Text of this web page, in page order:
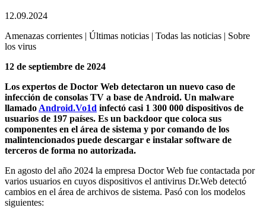
12.09.2024
Amenazas corrientes | Últimas noticias | Todas las noticias | Sobre
los virus
12 de septiembre de 2024
Los expertos de Doctor Web detectaron un nuevo caso de
infección de consolas TV a base de Android. Un malware
llamado Android.Vo1d infectó casi 1 300 000 dispositivos de
usuarios de 197 países. Es un backdoor que coloca sus
componentes en el área de sistema y por comando de los
malintencionados puede descargar e instalar software de
terceros de forma no autorizada.
En agosto del año 2024 la empresa Doctor Web fue contactada por
varios usuarios en cuyos dispositivos el antivirus Dr.Web detectó
cambios en el área de archivos de sistema. Pasó con los modelos
siguientes: